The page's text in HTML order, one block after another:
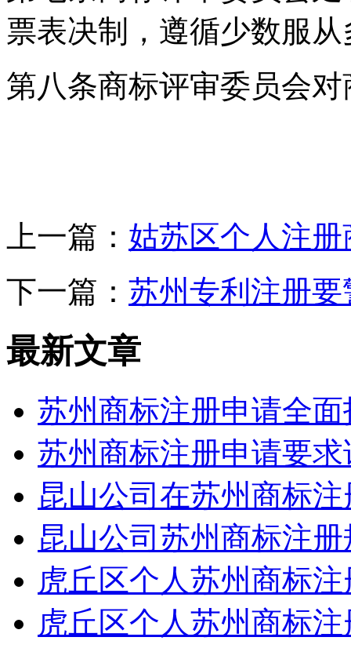
票表决制，遵循少数服
第八条商标评审委员会
上一篇： 姑苏区个人注
下一篇： 苏州专利注册
最新文章
苏州商标注册申请全面
苏州商标注册申请要求
昆山公司在苏州商标
昆山公司苏州商标注
虎丘区个人苏州商标
虎丘区个人苏州商标